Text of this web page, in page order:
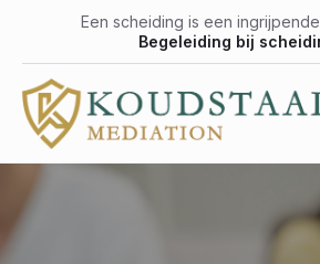
Een scheiding is een
Begeleiding bij